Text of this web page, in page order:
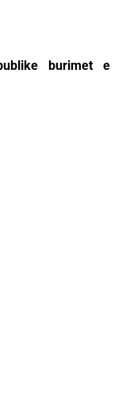
burimet e